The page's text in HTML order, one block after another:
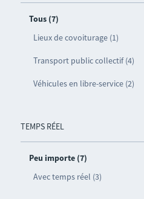
Tous (7)
Lieux de covoiturage (1)
Transport public collectif (4)
Véhicules en libre-service (2)
TEMPS RÉEL
Peu importe (7)
Avec temps réel (3)